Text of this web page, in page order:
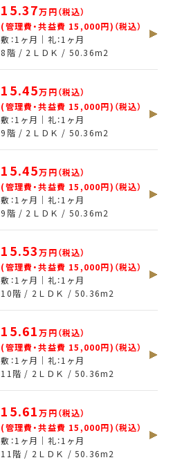
15.37万円（税込）
(管理費・共益費 15,000円)（税込）
敷：1ヶ月｜礼：1ヶ月
8階 / 2ＬＤＫ / 50.36m2
15.45万円（税込）
(管理費・共益費 15,000円)（税込）
敷：1ヶ月｜礼：1ヶ月
9階 / 2ＬＤＫ / 50.36m2
15.45万円（税込）
(管理費・共益費 15,000円)（税込）
敷：1ヶ月｜礼：1ヶ月
9階 / 2ＬＤＫ / 50.36m2
15.53万円（税込）
(管理費・共益費 15,000円)（税込）
敷：1ヶ月｜礼：1ヶ月
10階 / 2ＬＤＫ / 50.36m2
15.61万円（税込）
(管理費・共益費 15,000円)（税込）
敷：1ヶ月｜礼：1ヶ月
11階 / 2ＬＤＫ / 50.36m2
15.61万円（税込）
(管理費・共益費 15,000円)（税込）
敷：1ヶ月｜礼：1ヶ月
11階 / 2ＬＤＫ / 50.36m2